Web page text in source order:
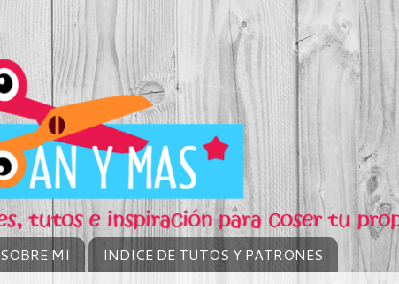
SOBRE MI INDICE DE TUTOS Y PATRONES